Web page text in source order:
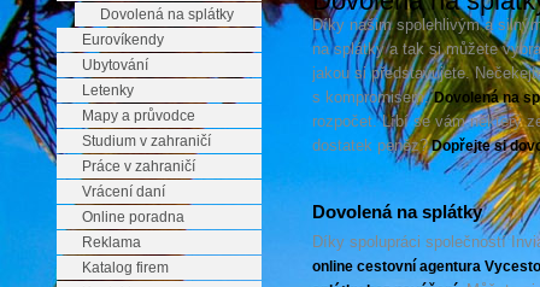
Dovolená na splátky
Eurovíkendy
Ubytování
Letenky
Mapy a průvodce
Studium v zahraničí
Práce v zahraničí
Vrácení daní
Online poradna
Reklama
Katalog firem
Díky našim spolehlivým a
na splátky a tak si můžete
jakou si představujete.
s kompromisem.Dovolená na
rozpočet. Líbí se vám některý
dostatek peněz?Dopřejte si
Dovolená na splátky
Díky spolupráci společností
online cestovní agentura